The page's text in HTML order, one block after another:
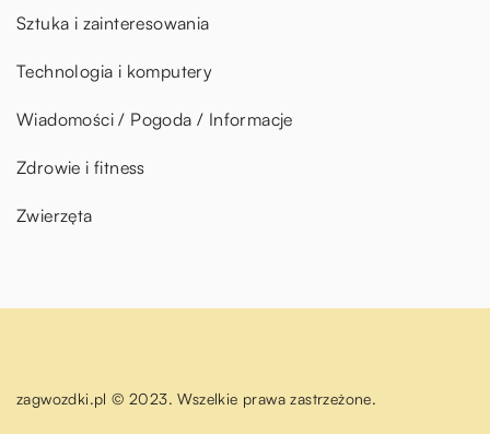
Sztuka i zainteresowania
Technologia i komputery
Wiadomości / Pogoda / Informacje
Zdrowie i fitness
Zwierzęta
zagwozdki.pl © 2023. Wszelkie prawa zastrzeżone.